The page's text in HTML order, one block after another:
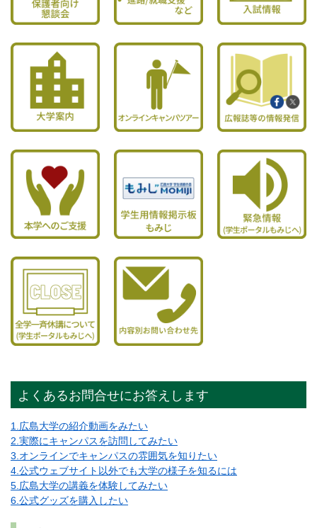
よくあるお問合せにお答えします
1.広島大学の紹介動画をみたい
2.実際にキャンパスを訪問してみたい
3.オンラインでキャンパスの雰囲気を知りたい
4.公式ウェブサイト以外でも大学の様子を知るには
5.広島大学の講義を体験してみたい
6.公式グッズを購入したい